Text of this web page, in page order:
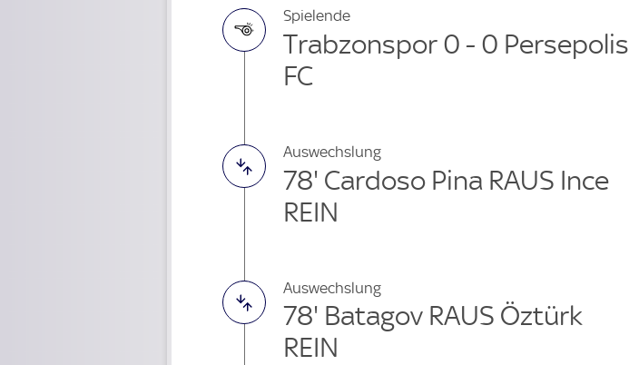
Spielende
Trabzonspor 0 - 0 Persepolis
FC
Auswechslung
78' Cardoso Pina RAUS Ince
REIN
Auswechslung
78' Batagov RAUS Öztürk
REIN